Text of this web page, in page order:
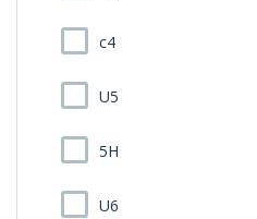
c4
U5
5H
U6